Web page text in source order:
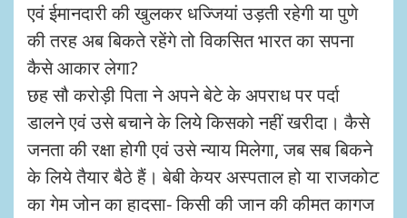
एवं ईमानदारी की खुलकर धज्जियां उड़ती रहेगी या पुणे
की तरह अब बिकते रहेंगे तो विकसित भारत का सपना
कैसे आकार लेगा?
छह सौ करोड़ी पिता ने अपने बेटे के अपराध पर पर्दा
डालने एवं उसे बचाने के लिये किसको नहीं खरीदा। कैसे
जनता की रक्षा होगी एवं उसे न्याय मिलेगा, जब सब बिकने
के लिये तैयार बैठे हैं। बेबी केयर अस्पताल हो या राजकोट
का गेम जोन का हादसा- किसी की जान की कीमत कागज